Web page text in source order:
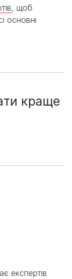
, щоб
основні
краще
експертів